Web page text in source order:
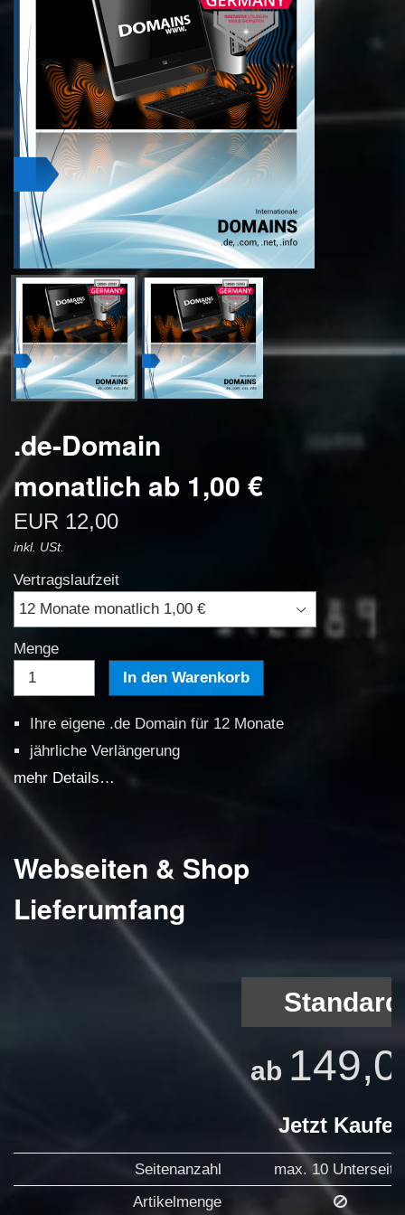
.de-Domain
monatlich ab 1,00 €
EUR 12,00
inkl. USt.
Vertragslaufzeit
Menge
Ihre eigene .de Domain für 12 Monate
jährliche Verlängerung
mehr Details…
Webseiten & Shop
Lieferumfang
Standard
ab
Jetzt
Seitenanzahl
max. 10
Artikelmenge